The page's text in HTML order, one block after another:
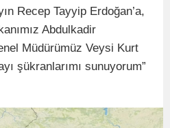
Recep Tayyip Erdoğan’a,
Abdulkadir
Müdürümüz Veysi Kurt
şükranlarımı sunuyorum”